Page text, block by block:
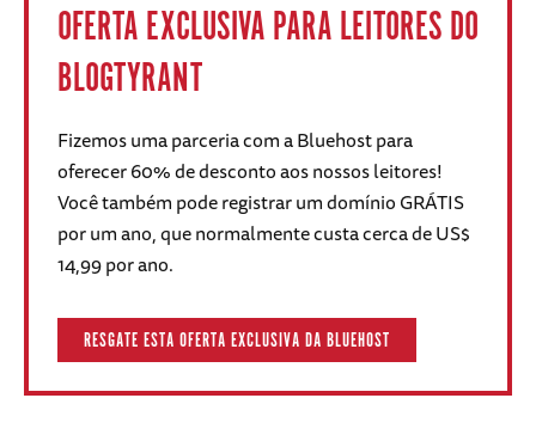
OFERTA EXCLUSIVA PARA LEITORES DO
BLOGTYRANT
Fizemos uma parceria com a Bluehost para
oferecer 60% de desconto aos nossos leitores!
Você também pode registrar um domínio GRÁTIS
por um ano, que normalmente custa cerca de US$
14,99 por ano.
RESGATE ESTA OFERTA EXCLUSIVA DA BLUEHOST